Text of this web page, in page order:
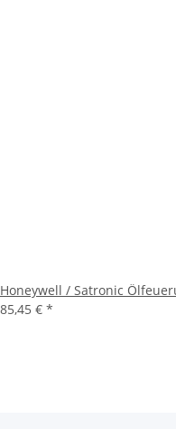
Honeywell / Satronic
85,45 € *